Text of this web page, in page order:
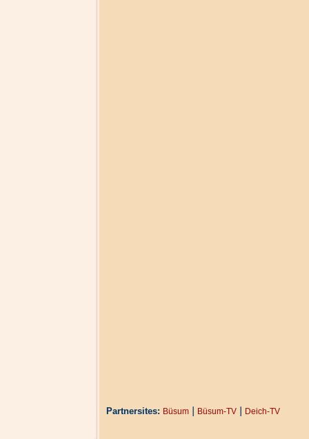
Partnersites: Büsum Büsum-TV Deich-TV